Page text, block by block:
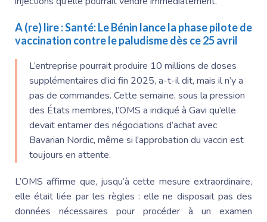
A (re) lire :Santé: Le Bénin lance la phase pilote de
vaccination contre le paludisme dès ce 25 avril
L’entreprise pourrait produire 10 millions de doses
supplémentaires d’ici fin 2025, a-t-il dit, mais il n’y a
pas de commandes. Cette semaine, sous la pression
des États membres, l’OMS a indiqué à Gavi qu’elle
devait entamer des négociations d’achat avec
Bavarian Nordic, même si l’approbation du vaccin est
toujours en attente.
L’OMS affirme que, jusqu’à cette mesure extraordinaire,
elle était liée par les règles : elle ne disposait pas des
données nécessaires pour procéder à un examen